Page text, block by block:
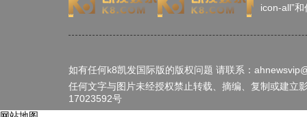
icon-all”
如有任何k8凯发国际版的版权问题 请联系：
任何文字与图片未经授权禁止转载、摘编、复制或建立
17023592号